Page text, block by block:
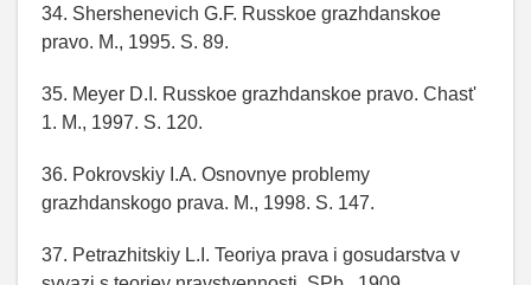
34. Shershenevich G.F. Russkoe grazhdanskoe
pravo. M., 1995. S. 89.
35. Meyer D.I. Russkoe grazhdanskoe pravo. Chast'
1. M., 1997. S. 120.
36. Pokrovskiy I.A. Osnovnye problemy
grazhdanskogo prava. M., 1998. S. 147.
37. Petrazhitskiy L.I. Teoriya prava i gosudarstva v